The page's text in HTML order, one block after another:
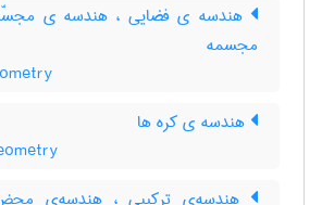
هندسه ی فضایی ، هندسه ی
مجسمه
هندسه ی کره ها